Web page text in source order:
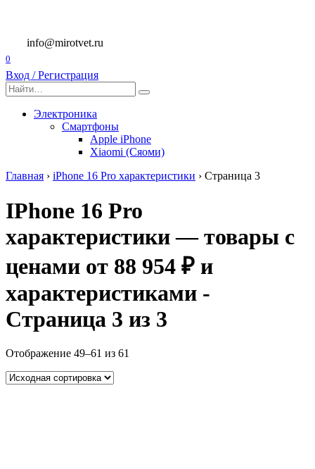
содержанию
info@mirotvet.ru
0
Вход / Регистрация
Search
for:
Электроника
Смартфоны
Apple iPhone
Xiaomi (Сяоми)
Главная › iPhone 16 Pro характеристики › Страница 3
IPhone 16 Pro
характеристики — товары с
ценами от 88 954 ₽ и
характеристиками -
Страница 3 из 3
Отображение 49–61 из 61